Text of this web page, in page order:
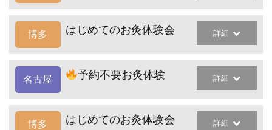
博多 はじめてのお灸体験会 詳細
名古屋 予約不要お灸体験 詳細
博多 はじめてのお灸体験会 詳細